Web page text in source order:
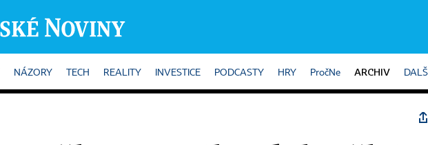
NÁZORY TECH REALITY INVESTICE PODCASTY HRY PročNe ARCHIV DALŠÍ